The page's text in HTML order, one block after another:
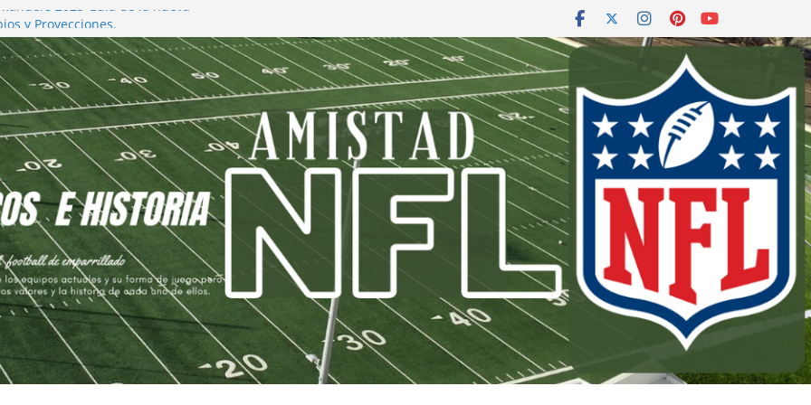
2025 Guía de la nueva
y Proyecciones.
2025 Cambios y Proyección de la
2025 Cambios y Proyección
2025
Recomposición y Planificación de